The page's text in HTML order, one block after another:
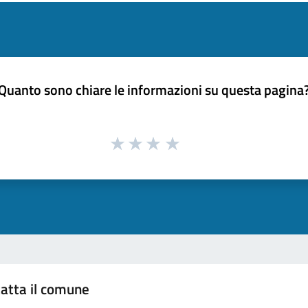
sono chiare le informazioni su questa
il comune